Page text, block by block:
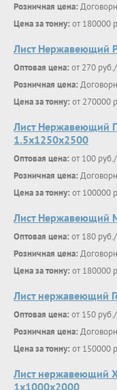
Розничная цена:
Цена за тонну: от 180000
Лист Нержавеющий
Оптовая цена: от 270
Розничная цена:
Цена за тонну: от 270000
Лист Нержавеющий
1.5х1250х2500
Оптовая цена: от 100
Розничная цена:
Цена за тонну: от 100000
Лист Нержавеющий
Оптовая цена: от 180
Розничная цена:
Цена за тонну: от 180000
Лист нержавеющий
Оптовая цена: от 150
Розничная цена:
Цена за тонну: от 150000
Лист нержавеющий
1х1000х2000